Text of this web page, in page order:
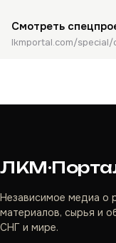
Смотреть
lkmportal.com/
Независимое медиа о
материалов, сырья и
СНГ и мире.